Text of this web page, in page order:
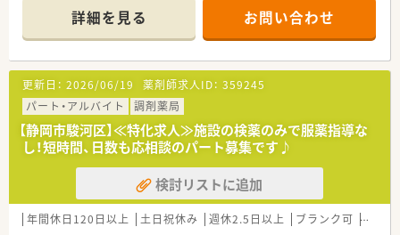
■近隣店舗からの応援や本部在籍の応援薬剤師もおり、急なお休
みの際にも安心です。
■今回の求人は施設在宅の検薬のみで服薬指導業務は発生しな
い特別求人です。
詳細を見る お問い合わせ
更新日： 2026/06/19 薬剤師求人ID： 359245
パート・アルバイト
調剤薬局
【静岡市駿河区】≪特化求人≫施設の検薬のみで服薬指導な
し！短時間、日数も応相談のパート募集です♪
検討リストに追加
年間休日120日以上 土日祝休み 週休2.5日以上 ブランク可 残業